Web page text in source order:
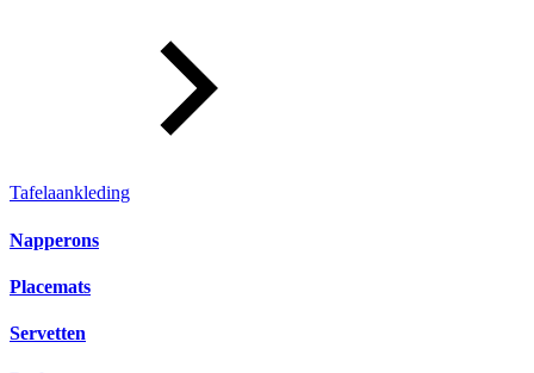
Tafelaankleding
Napperons
Placemats
Servetten